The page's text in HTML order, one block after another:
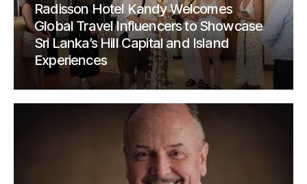
Radisson Hotel Kandy Welcomes
Global Travel Influencers to Showcase
Sri Lanka’s Hill Capital and Island
Experiences